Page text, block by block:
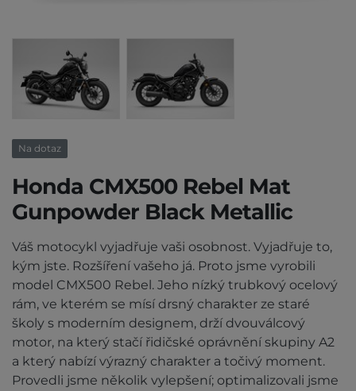
Na dotaz
Honda CMX500 Rebel Mat
Gunpowder Black Metallic
Váš motocykl vyjadřuje vaši osobnost. Vyjadřuje to,
kým jste. Rozšíření vašeho já. Proto jsme vyrobili
model CMX500 Rebel. Jeho nízký trubkový ocelový
rám, ve kterém se mísí drsný charakter ze staré
školy s moderním designem, drží dvouválcový
motor, na který stačí řidičské oprávnění skupiny A2
a který nabízí výrazný charakter a točivý moment.
Provedli jsme několik vylepšení; optimalizovali jsme